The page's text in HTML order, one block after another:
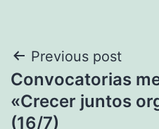
Navegación
de
Previous post
Convocatorias
«Crecer juntos
(16/7)